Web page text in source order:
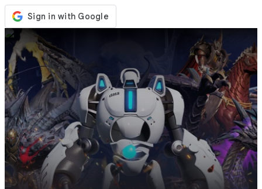
Store
Events
Updates
News
Philippines
Sign In / Register